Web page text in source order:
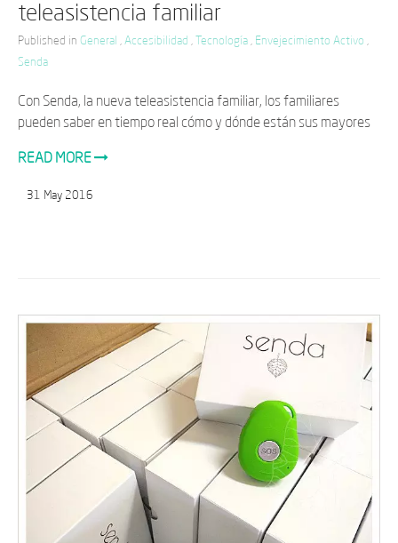
teleasistencia familiar
Published in General , Accesibilidad , Tecnología , Envejecimiento Activo ,
Senda
Con Senda, la nueva teleasistencia familiar, los familiares
pueden saber en tiempo real cómo y dónde están sus mayores
READ MORE
31 May 2016